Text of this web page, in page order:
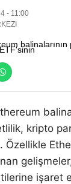
- 11:00
kripto
Özellikle
işaret